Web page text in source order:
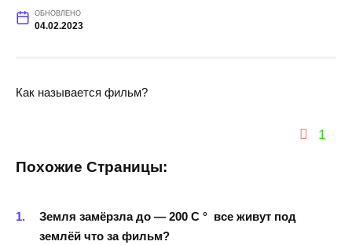
ОБНОВЛЕНО
04.02.2023
Как называется фильм?
1
Похожие Страницы:
Земля замёрзла до — 200 С ° все живут под
землёй что за фильм?